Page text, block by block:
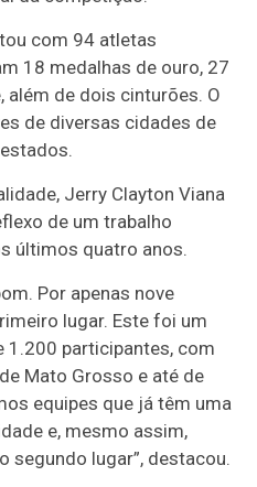
com 94 atletas
18 medalhas de ouro, 27
além de dois cinturões. O
de diversas cidades de
Jerry Clayton Viana
de um trabalho
últimos quatro anos.
Por apenas nove
lugar. Este foi um
1.200 participantes, com
Mato Grosso e até de
equipes que já têm uma
e, mesmo assim,
segundo lugar”, destacou.